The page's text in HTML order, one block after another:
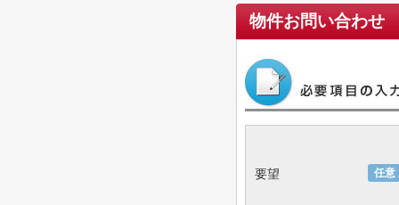
物件お問い合わせ
任意
要望